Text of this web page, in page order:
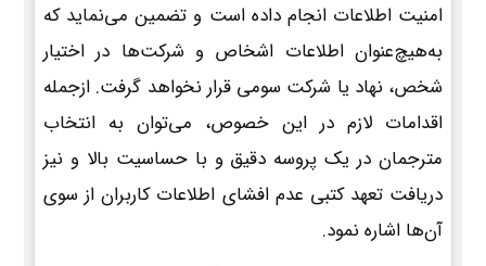
امنیت اطلاعات انجام داده است و تضمین می‌نماید که
به‌هیچ‌عنوان اطلاعات اشخاص و شرکت‌ها در اختیار
شخص، نهاد یا شرکت سومی قرار نخواهد گرفت. ازجمله
اقدامات لازم در این خصوص، می‌توان به انتخاب
مترجمان در یک پروسه دقیق و با حساسیت بالا و نیز
دریافت تعهد کتبی عدم افشای اطلاعات کاربران از سوی
آن‌ها اشاره نمود.